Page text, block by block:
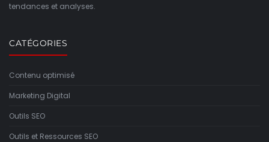
tendances et analyses.
CATÉGORIES
Contenu optimisé
Marketing Digital
Outils SEO
Outils et Ressources SEO